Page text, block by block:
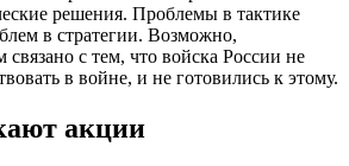
решения. Проблемы в тактике
в стратегии. Возможно,
с тем, что войска России не
в войне, и не готовились к этому.
акции